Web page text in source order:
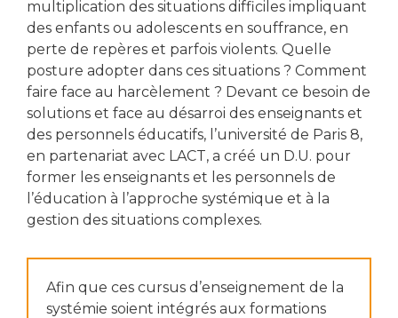
multiplication des situations difficiles impliquant
des enfants ou adolescents en souffrance, en
perte de repères et parfois violents. Quelle
posture adopter dans ces situations ? Comment
faire face au harcèlement ? Devant ce besoin de
solutions et face au désarroi des enseignants et
des personnels éducatifs, l’université de Paris 8,
en partenariat avec LACT, a créé un D.U. pour
former les enseignants et les personnels de
l’éducation à l’approche systémique et à la
gestion des situations complexes.
Afin que ces cursus d’enseignement de la
systémie soient intégrés aux formations